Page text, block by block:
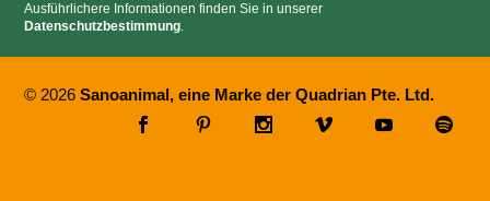
Ausführlichere Informationen finden Sie in unserer
Datenschutzbestimmung
© 2026Sanoanimal, eine Marke der Quadrian Pte. Ltd.